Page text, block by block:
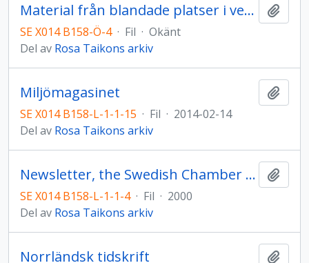
Material från blandade platser i verkstaden
SE X014 B158-Ö-4 · Fil · Okänt
Del av Rosa Taikons arkiv
Miljömagasinet
SE X014 B158-L-1-1-15 · Fil · 2014-02-14
Del av Rosa Taikons arkiv
Newsletter, the Swedish Chamber of Commerce in the Czech Pepublic
SE X014 B158-L-1-1-4 · Fil · 2000
Del av Rosa Taikons arkiv
Norrländsk tidskrift